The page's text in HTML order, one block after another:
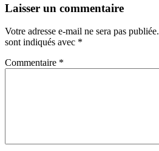
Laisser un commentaire
Votre adresse e-mail ne sera pas publiée.
sont indiqués avec *
Commentaire *